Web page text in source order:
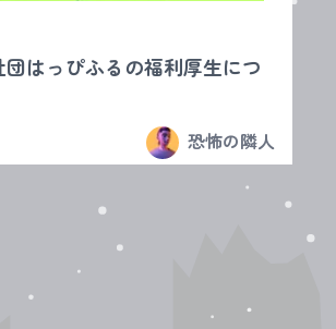
はっぴふるの福利厚生につ
恐怖の隣人